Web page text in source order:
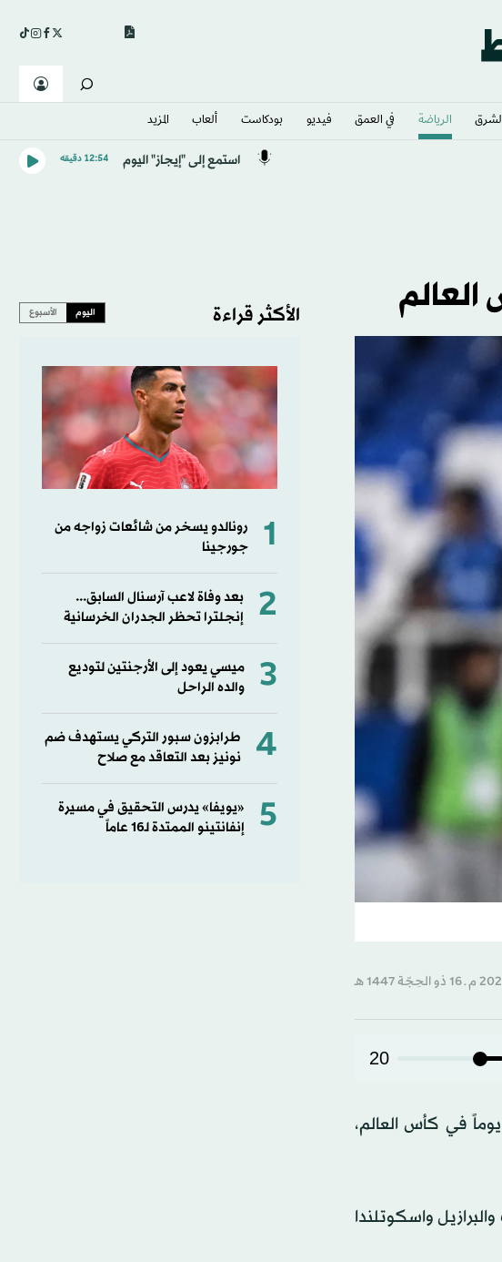
الرياضة في العمق فيديو بودكاست ألعاب المزيد
استمع إلى "إيجاز" اليوم 12:54 دقيقه
20
في كأس العالم،
الأولى منذ عام 1974، منتخبات المغرب والبرازيل واسكوتلندا
الأكثر قراءة اليوم الأسبوع
1
رونالدو يسخر من شائعات زواجه من
جورجينا
2
بعد وفاة لاعب آرسنال السابق...
إنجلترا تحظر الجدران الخرسانية
3
ميسي يعود إلى الأرجنتين لتوديع
والده الراحل
4
طرابزون سبور التركي يستهدف ضم
نونيز بعد التعاقد مع صلاح
5
«يويفا» يدرس التحقيق في مسيرة
إنفانتينو الممتدة لـ16 عاماً